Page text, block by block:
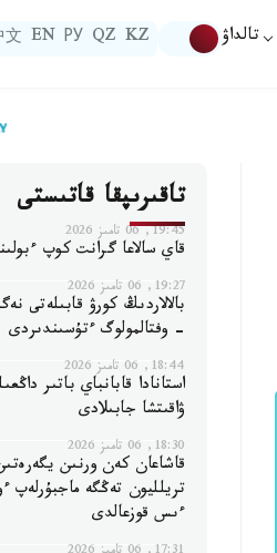
تالداۋ KZ
QZ
РУ
EN
文
تاقىرىپقا قاتىستى
19:45, 06 تامىز 2026
قاي سالاعا گرانت كوپ
19:27, 06 تامىز 2026
بالالاردىڭ كورۋ قابىلەتى
- وفتالمولوگ ءتۇسىندىردى
18:44, 06 تامىز 2026
استانادا قابانباي باتىر
ۋاقىتشا جابىلادى
18:30, 06 تامىز 2026
تريلليون تەڭگە ماجبۇرلەپ
ءىس قوزعالدى